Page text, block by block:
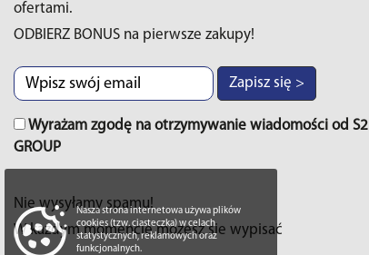
ofertami.
ODBIERZ BONUS na pierwsze zakupy!
Zapisz się >
Wyrażam zgodę na otrzymywanie wiadomości od S2
GROUP
Nie wysyłamy spamu!
W każdym momencie możesz sie wypisać
Nasza strona internetowa używa plików
cookies (tzw. ciasteczka) w celach
statystycznych, reklamowych oraz
funkcjonalnych.